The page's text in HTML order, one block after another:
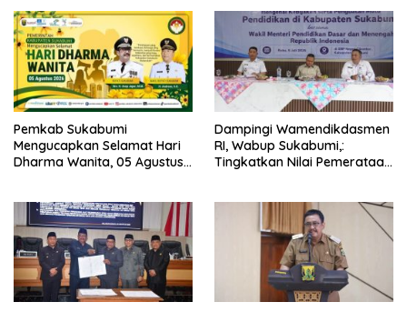
Pemkab Sukabumi
Mengucapkan Selamat Hari
Dharma Wanita, 05 Agustus
Dampingi Wamendikdasmen
RI, Wabup Sukabumi,:
Tingkatkan Nilai Pemerataan